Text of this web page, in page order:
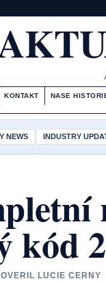
KONTAKT NASE
NEWS INDUSTRY
kód
LUCIE CERNY